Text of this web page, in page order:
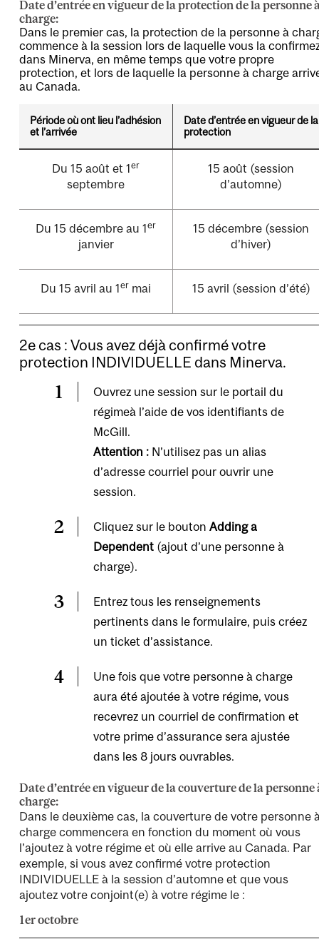
Date d’entrée en vigueur de la protection de la personne
charge:
Dans le premier cas, la protection de la personne à
commence à la session lors de laquelle vous la
dans Minerva, en même temps que votre propre
protection, et lors de laquelle la personne à charge
au Canada.
Période où ont lieu l’adhésion
et l’arrivée
Date d’entrée en vigueur de la
protection
Du 15 août et 1er
septembre
15 août (session
d’automne)
Du 15 décembre au 1er
janvier
15 décembre (session
d’hiver)
Du 15 avril au 1er mai 15 avril (session d’été)
2e cas : Vous avez déjà confirmé votre
protection INDIVIDUELLE dans Minerva.
Ouvrez une session sur le portail du
régimeà l’aide de vos identifiants de
McGill.
Attention :N’utilisez pas un alias
d’adresse courriel pour ouvrir une
session.
Cliquez sur le bouton Adding a
Dependent (ajout d’une personne à
charge).
Entrez tous les renseignements
pertinents dans le formulaire, puis créez
un ticket d’assistance.
Une fois que votre personne à charge
aura été ajoutée à votre régime, vous
recevrez un courriel de confirmation et
votre prime d’assurance sera ajustée
dans les 8 jours ouvrables.
Date d’entrée en vigueur de la couverture de la personne
charge:
Dans le deuxième cas, la couverture de votre personne
charge commencera en fonction du moment où vous
l’ajoutez à votre régime et où elle arrive au Canada. Par
exemple, si vous avez confirmé votre protection
INDIVIDUELLE à la session d’automne et que vous
ajoutez votre conjoint(e) à votre régime le :
1er octobre